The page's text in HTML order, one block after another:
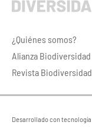
¿Quiénes somos?
Alianza Biodiversidad
Revista Biodiversidad